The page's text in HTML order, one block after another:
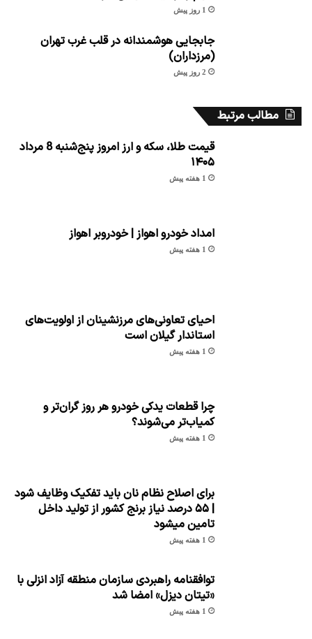
1 روز پیش
جابجایی هوشمندانه در قلب غرب تهران
(مرزداران)
2 روز پیش
مطالب مرتبط
قیمت طلا، سکه و ارز امروز پنج‌شنبه 8 مرداد
۱۴۰۵
1 هفته پیش
امداد خودرو اهواز | خودروبر اهواز
1 هفته پیش
احیای تعاونی‌های مرزنشینان از اولویت‌های
استاندار گیلان است
1 هفته پیش
چرا قطعات یدکی خودرو هر روز گران‌تر و
کمیاب‌تر می‌شوند؟
1 هفته پیش
برای اصلاح نظام نان باید تفکیک وظایف شود
| ۵۵ درصد نیاز برنج کشور از تولید داخل
تامین میشود
1 هفته پیش
توافقنامه راهبردی سازمان منطقه آزاد انزلی با
«تیتان دیزل» امضا شد
1 هفته پیش